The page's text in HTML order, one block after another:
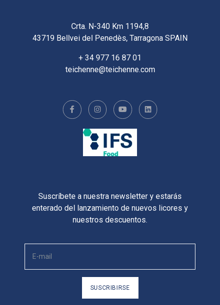
Crta. N-340 Km 1194,8
43719 Bellvei del Penedès, Tarragona SPAIN
+ 34 977 16 87 01
teichenne@teichenne.com
Suscríbete a nuestra newsletter y estarás
enterado del lanzamiento de nuevos licores y
nuestros descuentos.
SUSCRIBIRSE